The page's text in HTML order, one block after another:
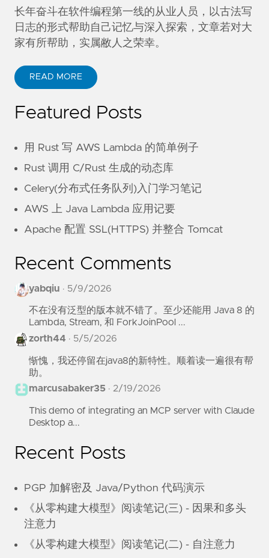
长年奋斗在软件编程第一线的从业人员，以古法写
日志的形式帮助自己记忆与深入探索，文章若对大
家有所帮助，实属敝人之荣幸。
READ MORE
Featured Posts
用 Rust 写 AWS Lambda 的简单例子
Rust 调用 C/Rust 生成的动态库
Celery(分布式任务队列)入门学习笔记
AWS 上 Java Lambda 应用记要
Apache 配置 SSL(HTTPS) 并整合 Tomcat
Recent Comments
yabqiu · 5/9/2026
不在没有泛型的版本就不错了。至少还能用 Java 8 的
Lambda, Stream, 和 ForkJoinPool ...
zorth44 · 5/5/2026
惭愧，我还停留在java8的新特性。顺着读一遍很有帮
助。
marcusabaker35 · 2/19/2026
This demo of integrating an MCP server with Claude
Desktop a...
Recent Posts
PGP 加解密及 Java/Python 代码演示
《从零构建大模型》阅读笔记(三) - 因果和多头
注意力
《从零构建大模型》阅读笔记(二) - 自注意力